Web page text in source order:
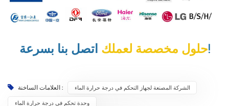
حلول مخصصة لعملكاتصل بنا بسرعة!
العلامات الساخنة : الشركة المصنعة لجهاز التحكم في درجة حرارة الماء
وحدة تحكم في درجة حرارة الماء